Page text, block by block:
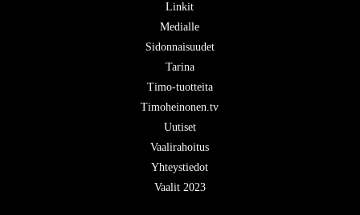
Linkit
Medialle
Sidonnaisuudet
Tarina
Timo-tuotteita
Timoheinonen.tv
Uutiset
Vaalirahoitus
Yhteystiedot
Vaalit 2023